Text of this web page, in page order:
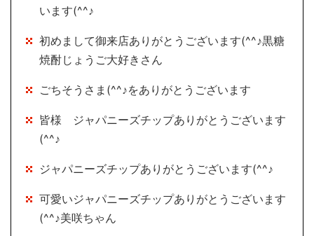
います(^^♪
初めまして御来店ありがとうございます(^^♪黒糖
焼酎じょうご大好きさん
ごちそうさま(^^♪をありがとうございます
皆様 ジャパニーズチップありがとうございます
(^^♪
ジャパニーズチップありがとうございます(^^♪
可愛いジャパニーズチップありがとうございます
(^^♪美咲ちゃん